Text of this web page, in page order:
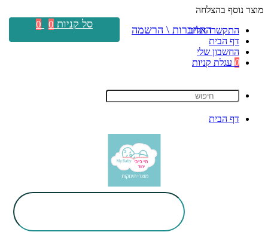
מוצר נוסף בהצלחה
התקשרו אלינו
דף הבית
החשבון שלי
0 עגלת קניות
דף הבית
התחברות \ הרשמה סל קניות 0
0